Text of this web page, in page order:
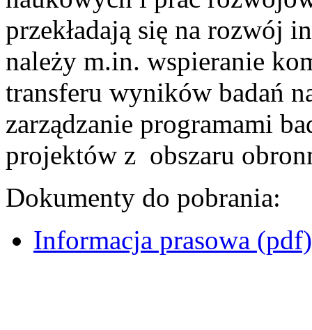
przekładają się na rozwój
należy m.in. wspieranie
transferu wyników badań
zarządzanie programami
projektów z obszaru
Dokumenty do pobrania:
Informacja prasowa (pdf)